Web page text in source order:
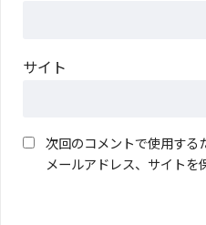
サイト
次回のコメントで使用する
メールアドレス、サイトを